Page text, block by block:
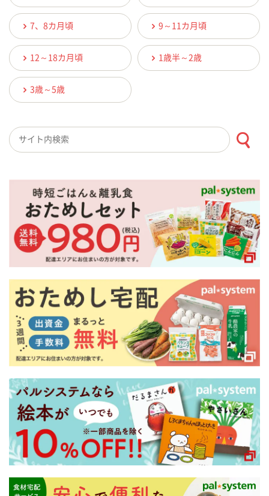
7、8カ月頃 9～11カ月頃
12～18カ月頃 1歳半～2歳
3歳～5歳
検索キーワード入力